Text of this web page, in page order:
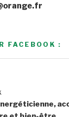
FACEBOOK :